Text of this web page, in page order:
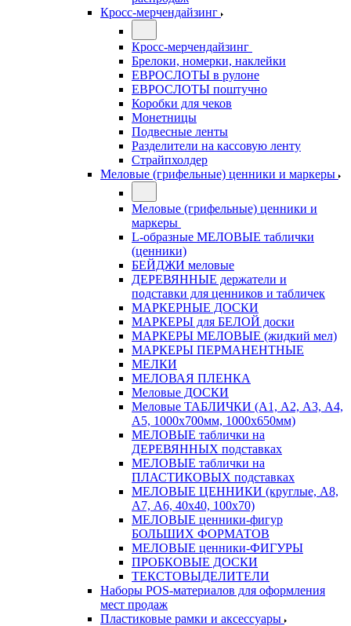
Кросс-мерчендайзинг
Кросс-мерчендайзинг
Брелоки, номерки, наклейки
ЕВРОСЛОТЫ в рулоне
ЕВРОСЛОТЫ поштучно
Коробки для чеков
Монетницы
Подвесные ленты
Разделители на кассовую ленту
Страйпхолдер
Меловые (грифельные) ценники и маркеры
Меловые (грифельные) ценники и
маркеры
L-образные МЕЛОВЫЕ таблички
(ценники)
БЕЙДЖИ меловые
ДЕРЕВЯННЫЕ держатели и
подставки для ценников и табличек
МАРКЕРНЫЕ ДОСКИ
МАРКЕРЫ для БЕЛОЙ доски
МАРКЕРЫ МЕЛОВЫЕ (жидкий мел)
МАРКЕРЫ ПЕРМАНЕНТНЫЕ
МЕЛКИ
МЕЛОВАЯ ПЛЕНКА
Меловые ДОСКИ
Меловые ТАБЛИЧКИ (А1, А2, А3, А4,
А5, 1000х700мм, 1000х650мм)
МЕЛОВЫЕ таблички на
ДЕРЕВЯННЫХ подставках
МЕЛОВЫЕ таблички на
ПЛАСТИКОВЫХ подставках
МЕЛОВЫЕ ЦЕННИКИ (круглые, А8,
А7, А6, 40х40, 100х70)
МЕЛОВЫЕ ценники-фигур
БОЛЬШИХ ФОРМАТОВ
МЕЛОВЫЕ ценники-ФИГУРЫ
ПРОБКОВЫЕ ДОСКИ
ТЕКСТОВЫДЕЛИТЕЛИ
Наборы POS-материалов для оформления
мест продаж
Пластиковые рамки и аксессуары